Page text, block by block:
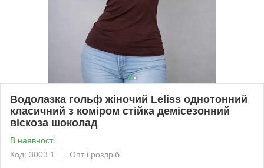
Водолазка гольф жіночий Leliss однотонний
класичний з коміром стійка демісезонний
віскоза шоколад
В наявності
Код: 3003.1
Опт і роздріб